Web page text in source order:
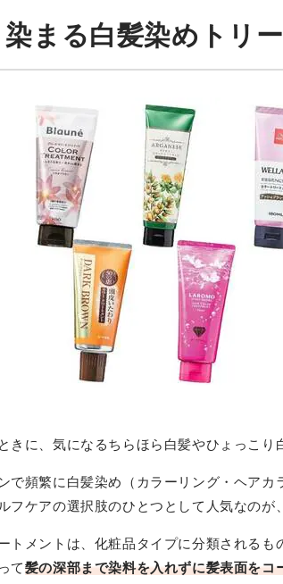
まる白髪染めトリ
きに、気になるちらほら白髪やひょっこり
で頻繁に白髪染め（カラーリング・ヘア
フケアの選択肢のひとつとして人気なのが
トメントは、化粧品タイプに分類される
て髪の深部まで染料を入れ​ずに髪表面をコ